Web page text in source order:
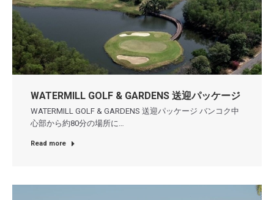
WATERMILL GOLF & GARDENS 送迎パッケージ
WATERMILL GOLF & GARDENS 送迎パッケージ バンコク中
心部から約80分の場所に…
Read more